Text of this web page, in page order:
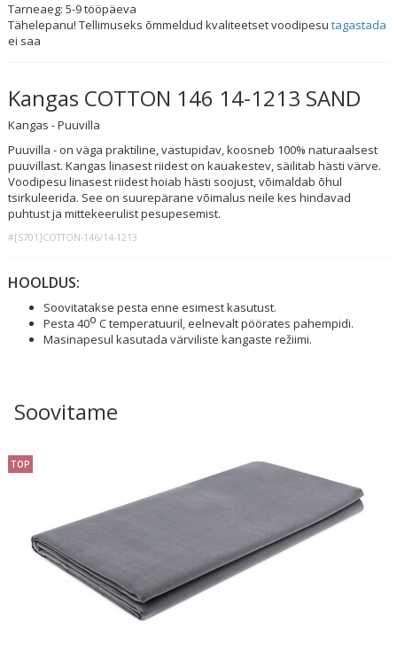
Tarneaeg:5-9tööpäeva
Tähelepanu! Tellimuseks õmmeldud kvaliteetset voodipesutagastada
ei saa
Kangas COTTON 146 14-1213 SAND
Kangas - Puuvilla
Puuvilla - on väga praktiline, vastupidav, koosneb 100% naturaalsest
puuvillast. Kangas linasest riidest on kauakestev, säilitab hästi värve.
Voodipesu linasest riidest hoiab hästi soojust, võimaldab õhul
tsirkuleerida. See on suurepärane võimalus neile kes hindavad
puhtust ja mittekeerulist pesupesemist.
#[S701]COTTON-146/14-1213
HOOLDUS:
Soovitatakse pesta enne esimest kasutust.
Pesta 40o C temperatuuril, eelnevalt pöörates pahempidi.
Masinapesul kasutada värviliste kangaste režiimi.
Soovitame
TOP